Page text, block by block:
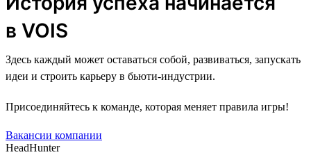
в VOIS
Здесь каждый может оставаться собой, развиваться, запускать
идеи и строить карьеру в бьюти-индустрии.
Присоединяйтесь к команде, которая меняет правила игры!
Вакансии компании
HeadHunter